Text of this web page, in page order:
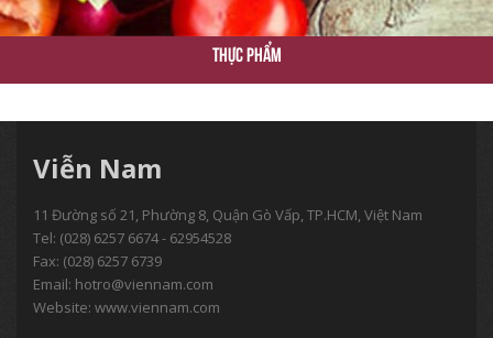
Thực Phẩm
Viễn Nam
11 Đường số 21, Phường 8, Quận Gò Vấp, TP.HCM, Việt Nam
Tel: (028) 6257 6674 - 62954528
Fax: (028) 6257 6739
Email: hotro@viennam.com
Website: www.viennam.com